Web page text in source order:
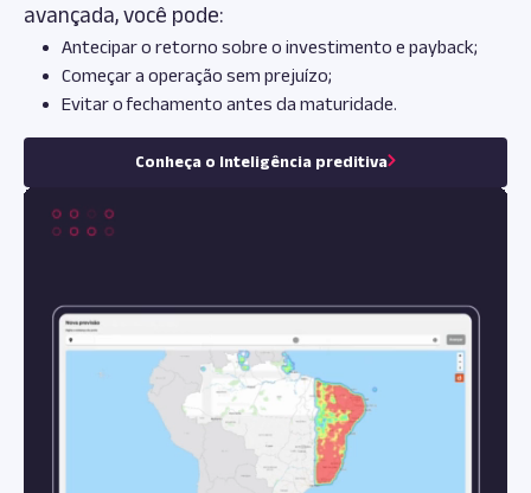
avançada, você pode:
Antecipar o retorno sobre o investimento e payback;
Começar a operação sem prejuízo;
Evitar o fechamento antes da maturidade.
Conheça o Inteligência preditiva